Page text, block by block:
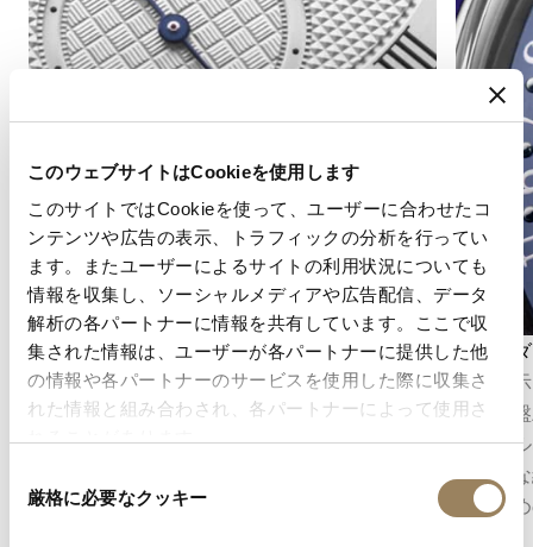
このウェブサイトはCookieを使用します
このサイトではCookieを使って、ユーザーに合わせたコ
ンテンツや広告の表示、トラフィックの分析を行ってい
ます。またユーザーによるサイトの利用状況についても
情報を収集し、ソーシャルメディアや広告配信、データ
解析の各パートナーに情報を共有しています。ここで収
集された情報は、ユーザーが各パートナーに提供した他
の情報や各パートナーのサービスを使用した際に収集さ
れた情報と組み合わされ、各パートナーによって使用さ
厳格に必要なクッキー
秒表示
秒表示は、時の流れを正確に把握することを可
能にします。ムーブメントの構造に応じて、セ
ンターセコンドとして表示される場合もあれ
ターのスモールセコンドとして表示される場合
カレン
日付表
て文字
シンプ
の精密
するた